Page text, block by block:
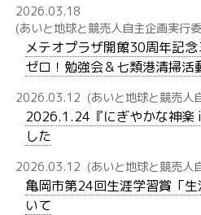
2026.03.18
(あいと地球と競売人自主企画実行
メテオプラザ開館30周年記
ゼロ！勉強会＆七類港清掃活
2026.03.12 (あいと地球と競売人
2026.1.24『にぎやかな神楽
した
2026.03.12 (あいと地球と競売人
亀岡市第24回生涯学習賞「
いて